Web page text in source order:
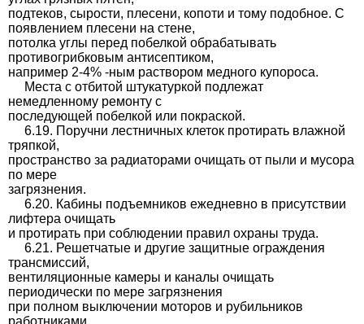
подтеков, сырости, плесени, копоти и тому подобное. С
появлением плесени на стене,
потолка углы перед побелкой обрабатывать
противогрибковым антисептиком,
например 2-4% -ным раствором медного купороса.
Места с отбитой штукатуркой подлежат
немедленному ремонту с
последующей побелкой или покраской.
6.19. Поручни лестничных клеток протирать влажной
тряпкой,
пространство за радиаторами очищать от пыли и мусора
по мере
загрязнения.
6.20. Кабины подъемников ежедневно в присутствии
лифтера очищать
и протирать при соблюдении правил охраны труда.
6.21. Решетчатые и другие защитные ограждения
трансмиссий,
вентиляционные камеры и каналы очищать
периодически по мере загрязнения
при полном выключении моторов и рубильников
работниками